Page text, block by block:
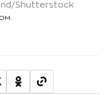
/Shutterstock